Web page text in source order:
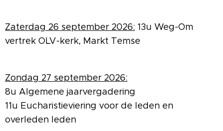
Zaterdag 26 september 2026: 13u Weg-Om
vertrek OLV-kerk, Markt Temse
Zondag 27 september 2026:
8u Algemene jaarvergadering
11u Eucharistieviering voor de leden en
overleden leden